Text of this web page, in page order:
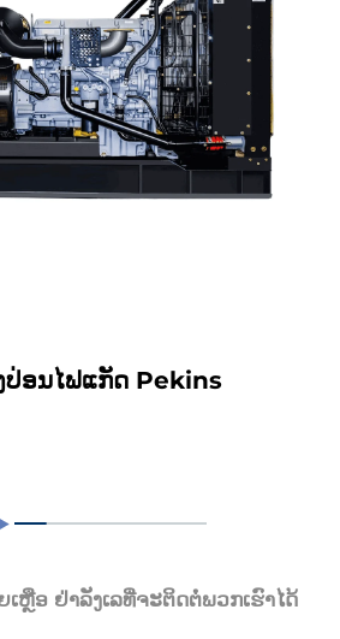
ປ່ອນໄຟແກັດ Pekins
ຫຼືອ ຢ່າລັງເລທີ່ຈະຕິດຕໍ່ພວກເຮົາໄດ້